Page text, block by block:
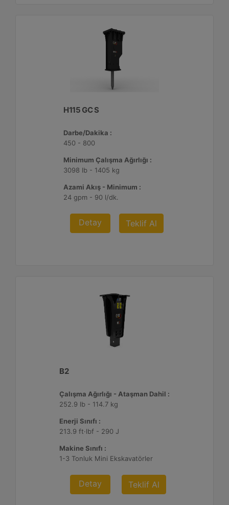
H115 GC S
Darbe/Dakika :
450 - 800
Minimum Çalışma Ağırlığı :
3098 lb - 1405 kg
Azami Akış - Minimum :
24 gpm - 90 l/dk.
Detay Teklif Al
B2
Çalışma Ağırlığı - Ataşman Dahil :
252.9 lb - 114.7 kg
Enerji Sınıfı :
213.9 ft·lbf - 290 J
Makine Sınıfı :
1-3 Tonluk Mini Ekskavatörler
Detay Teklif Al